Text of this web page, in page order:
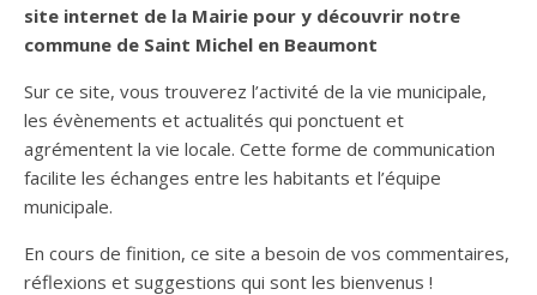
site internet de la Mairie pour y découvrir notre
commune de Saint Michel en Beaumont
Sur ce site, vous trouverez l’activité de la vie municipale,
les évènements et actualités qui ponctuent et
agrémentent la vie locale. Cette forme de communication
facilite les échanges entre les habitants et l’équipe
municipale.
En cours de finition, ce site a besoin de vos commentaires,
réflexions et suggestions qui sont les bienvenus !